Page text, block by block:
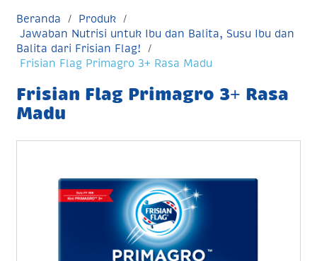
Beranda
Produk
Jawaban Nutrisi untuk Ibu dan Balita, Susu Ibu dan
Balita dari Frisian Flag!
Frisian Flag Primagro 3+ Rasa Madu
Frisian Flag Primagro 3+ Rasa
Madu